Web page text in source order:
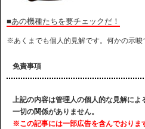
■あの機種たちを要チェックだ！
※あくまでも個人的見解です。何かの示
免責事項
上記の内容は管理人の個人的な見解に
一切の関係がありません。
※この記事には一部広告を含んでおりま